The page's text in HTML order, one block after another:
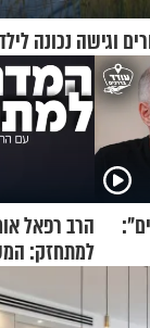
וגישה נכונה
הרב רפאל
למתחזק:
מאשרי ועד